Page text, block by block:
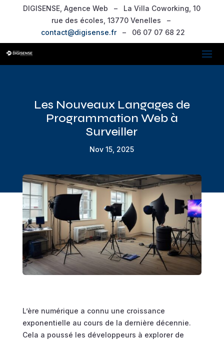
DIGISENSE, Agence Web – La Villa Coworking, 10
rue des écoles, 13770 Venelles –
contact@digisense.fr– 06 07 07 68 22
Les Nouveaux Langages de
Programmation Web à
Surveiller
Nov 15, 2025
L’ère numérique a connu une croissance
exponentielle au cours de la dernière décennie.
Cela a poussé les développeurs à explorer de